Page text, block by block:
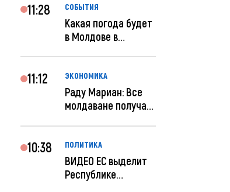
ар...
11:28 СОБЫТИЯ
Какая погода будет
в Молдове в
11:12 ЭКОНОМИКА
Раду Мариан: Все
молдаване получат
10:38 ПОЛИТИКА
ВИДЕО ЕС выделит
Республике